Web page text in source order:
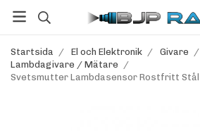
Startsida / El och Elektronik / Givare /
Lambdagivare / Mätare /
Svetsmutter Lambdasensor Rostfritt Stål